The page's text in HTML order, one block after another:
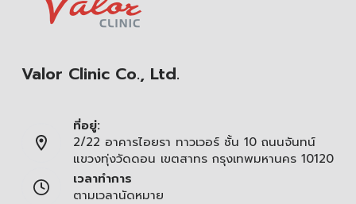
Valor Clinic Co., Ltd.
ที่อยู่:
2/22 อาคารไอยรา ทาวเวอร์ ชั้น 10 ถนนจันทน์
แขวงทุ่งวัดดอน เขตสาทร กรุงเทพมหานคร 10120
เวลาทำการ
ตามเวลานัดหมาย